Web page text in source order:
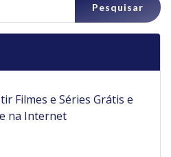
Filmes e Séries Grátis e
na Internet